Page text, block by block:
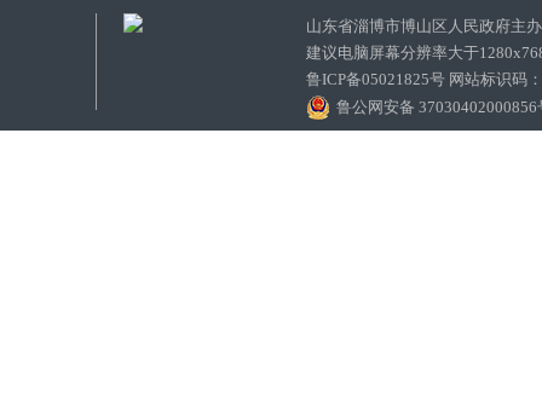
山东省淄博市博山区人民政府
建议电脑屏幕分辨率大于
鲁ICP备05021825号 网站标识码
鲁公网安备 37030402000856